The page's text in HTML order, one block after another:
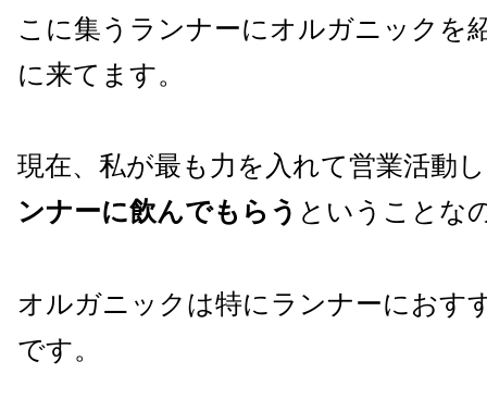
こに集うランナーにオルガニックを
に来てます。
現在、私が最も力を入れて営業活動
ンナーに飲んでもらう ということな
オルガニックは特にランナーにおす
です。